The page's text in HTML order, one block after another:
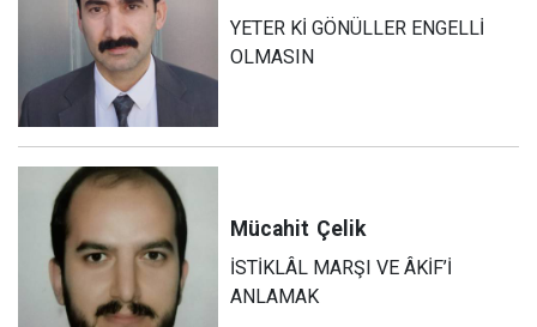
YETER Kİ GÖNÜLLER ENGELLİ
OLMASIN
Mücahit Çelik
İSTİKLÂL MARŞI VE ÂKİF’İ
ANLAMAK